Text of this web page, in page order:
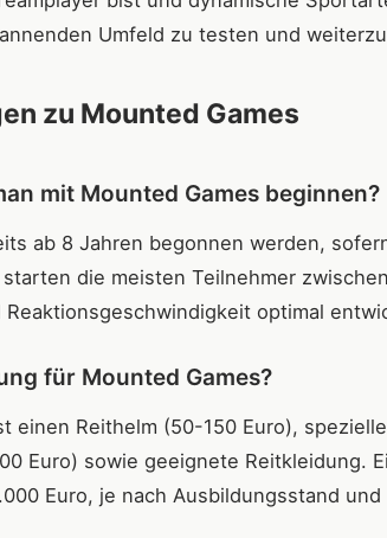
Umfeld zu testen und
zu Mounted Games
mit Mounted Games beginnen?
ab 8 Jahren begonnen werden,
die meisten Teilnehmer
optimal
für Mounted Games?
einen Reithelm (50-150 Euro),
Euro) sowie geeignete Reitkleidung.
Euro, je nach Ausbildungsstand und